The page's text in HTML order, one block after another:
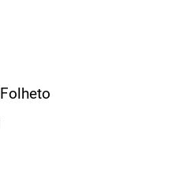
Folheto